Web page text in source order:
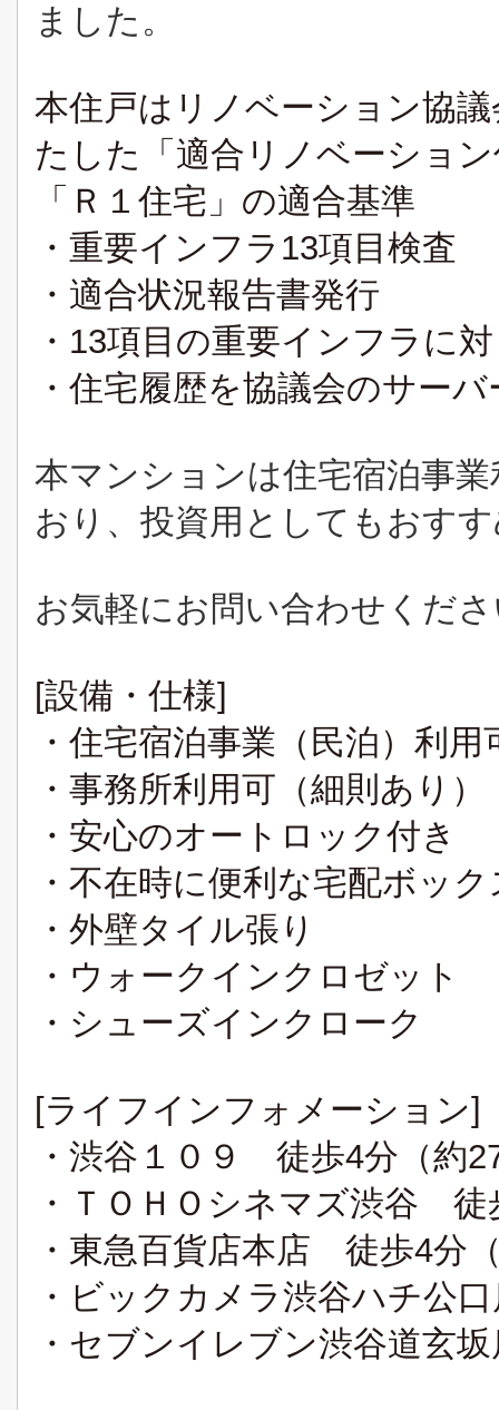
ました。
本住戸はリノベーション協
たした「適合リノベーショ
「Ｒ１住宅」の適合基準
・重要インフラ13項目検査
・適合状況報告書発行
・13項目の重要インフラに
・住宅履歴を協議会のサー
本マンションは住宅宿泊事
おり、投資用としてもおす
お気軽にお問い合わせくだ
[設備・仕様]
・住宅宿泊事業（民泊）利
・事務所利用可（細則あり）
・安心のオートロック付き
・不在時に便利な宅配ボック
・外壁タイル張り
・ウォークインクロゼット
・シューズインクローク
[ライフインフォメーション]
・渋谷１０９ 徒歩4分（約
・ＴＯＨＯシネマズ渋谷 徒
・東急百貨店本店 徒歩4分
・ビックカメラ渋谷ハチ公
・セブンイレブン渋谷道玄